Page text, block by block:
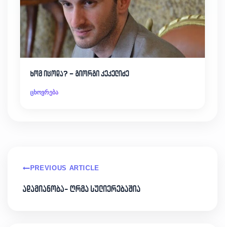
ხომ იცოდა? – გიორგი კეკელიძე
ცხოვრება
PREVIOUS ARTICLE
ადამიანობა- ღრმა სულიერებაშია